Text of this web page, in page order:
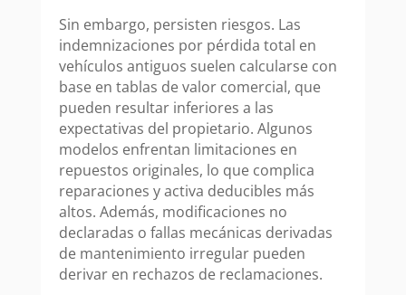
Sin embargo, persisten riesgos. Las
indemnizaciones por pérdida total en
vehículos antiguos suelen calcularse con
base en tablas de valor comercial, que
pueden resultar inferiores a las
expectativas del propietario. Algunos
modelos enfrentan limitaciones en
repuestos originales, lo que complica
reparaciones y activa deducibles más
altos. Además, modificaciones no
declaradas o fallas mecánicas derivadas
de mantenimiento irregular pueden
derivar en rechazos de reclamaciones.